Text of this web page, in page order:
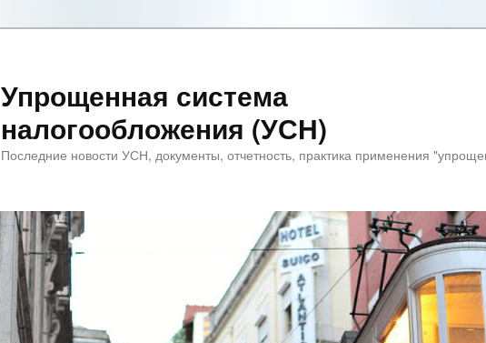
Упрощенная система
налогообложения (УСН)
Последние новости УСН, документы, отчетность, практика применения